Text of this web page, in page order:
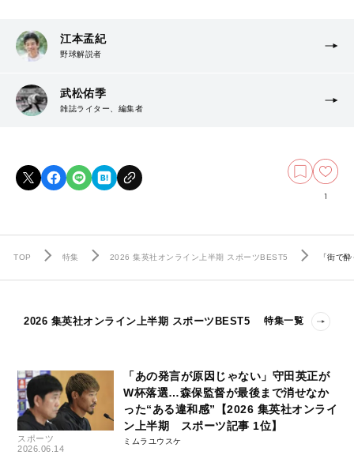
江本孟紀
野球解説者
武松佑季
雑誌ライター、編集者
1
TOP 特集 2026 集英社オンライン上半期 スポーツBEST5 「街で
2026 集英社オンライン上半期 スポーツBEST5 特集一覧
スポーツ
2026.06.14
「あの発言が原因じゃない」守田英正が
W杯落選…森保監督が最後まで消せなか
った“ある違和感”【2026 集英社オンライ
ン上半期 スポーツ記事 1位】
ミムラユウスケ